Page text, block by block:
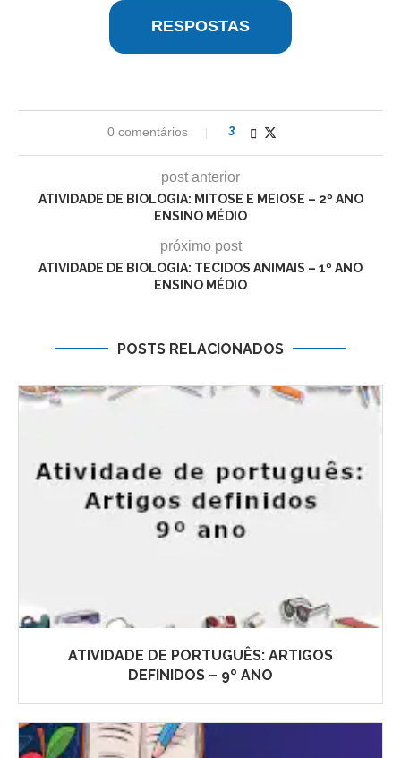
RESPOSTAS
0 comentários 3
post anterior
ATIVIDADE DE BIOLOGIA: MITOSE E MEIOSE – 2º ANO
ENSINO MÉDIO
próximo post
ATIVIDADE DE BIOLOGIA: TECIDOS ANIMAIS – 1º ANO
ENSINO MÉDIO
POSTS RELACIONADOS
ATIVIDADE DE PORTUGUÊS: ARTIGOS
DEFINIDOS – 9º ANO